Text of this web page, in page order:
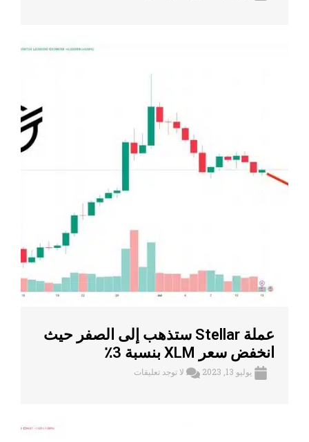
عملة Stellar ستذهب إلى الصفر حيث
انخفض سعر XLM بنسبة 3٪
يوليو 13, 2023 لا توجد تعليقات